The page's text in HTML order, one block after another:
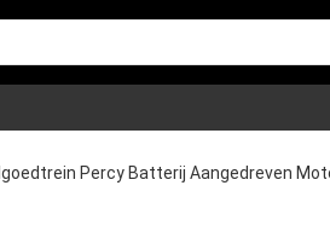
Percy Batterij Aangedreven